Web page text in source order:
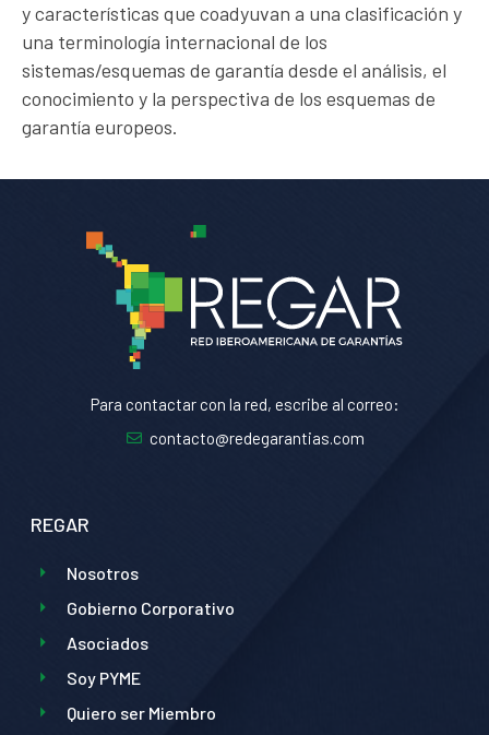
y características que coadyuvan a una clasificación y
una terminología internacional de los
sistemas/esquemas de garantía desde el análisis, el
conocimiento y la perspectiva de los esquemas de
garantía europeos.
Para contactar con la red, escribe al correo:
contacto@redegarantias.com
REGAR
Nosotros
Gobierno Corporativo
Asociados
Soy PYME
Quiero ser Miembro